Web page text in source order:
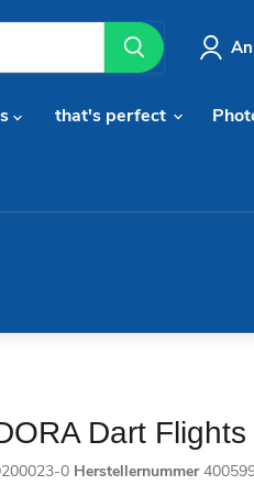
that's perfect
Dart
0 Herstellernummer